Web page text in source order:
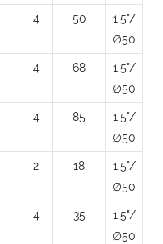
4 50
1.5"/
∅50
4 68
1.5"/
∅50
4 85
1.5"/
∅50
2 18
1.5"/
∅50
4 35
1.5"/
∅50